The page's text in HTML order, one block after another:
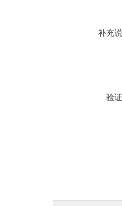
补充
验